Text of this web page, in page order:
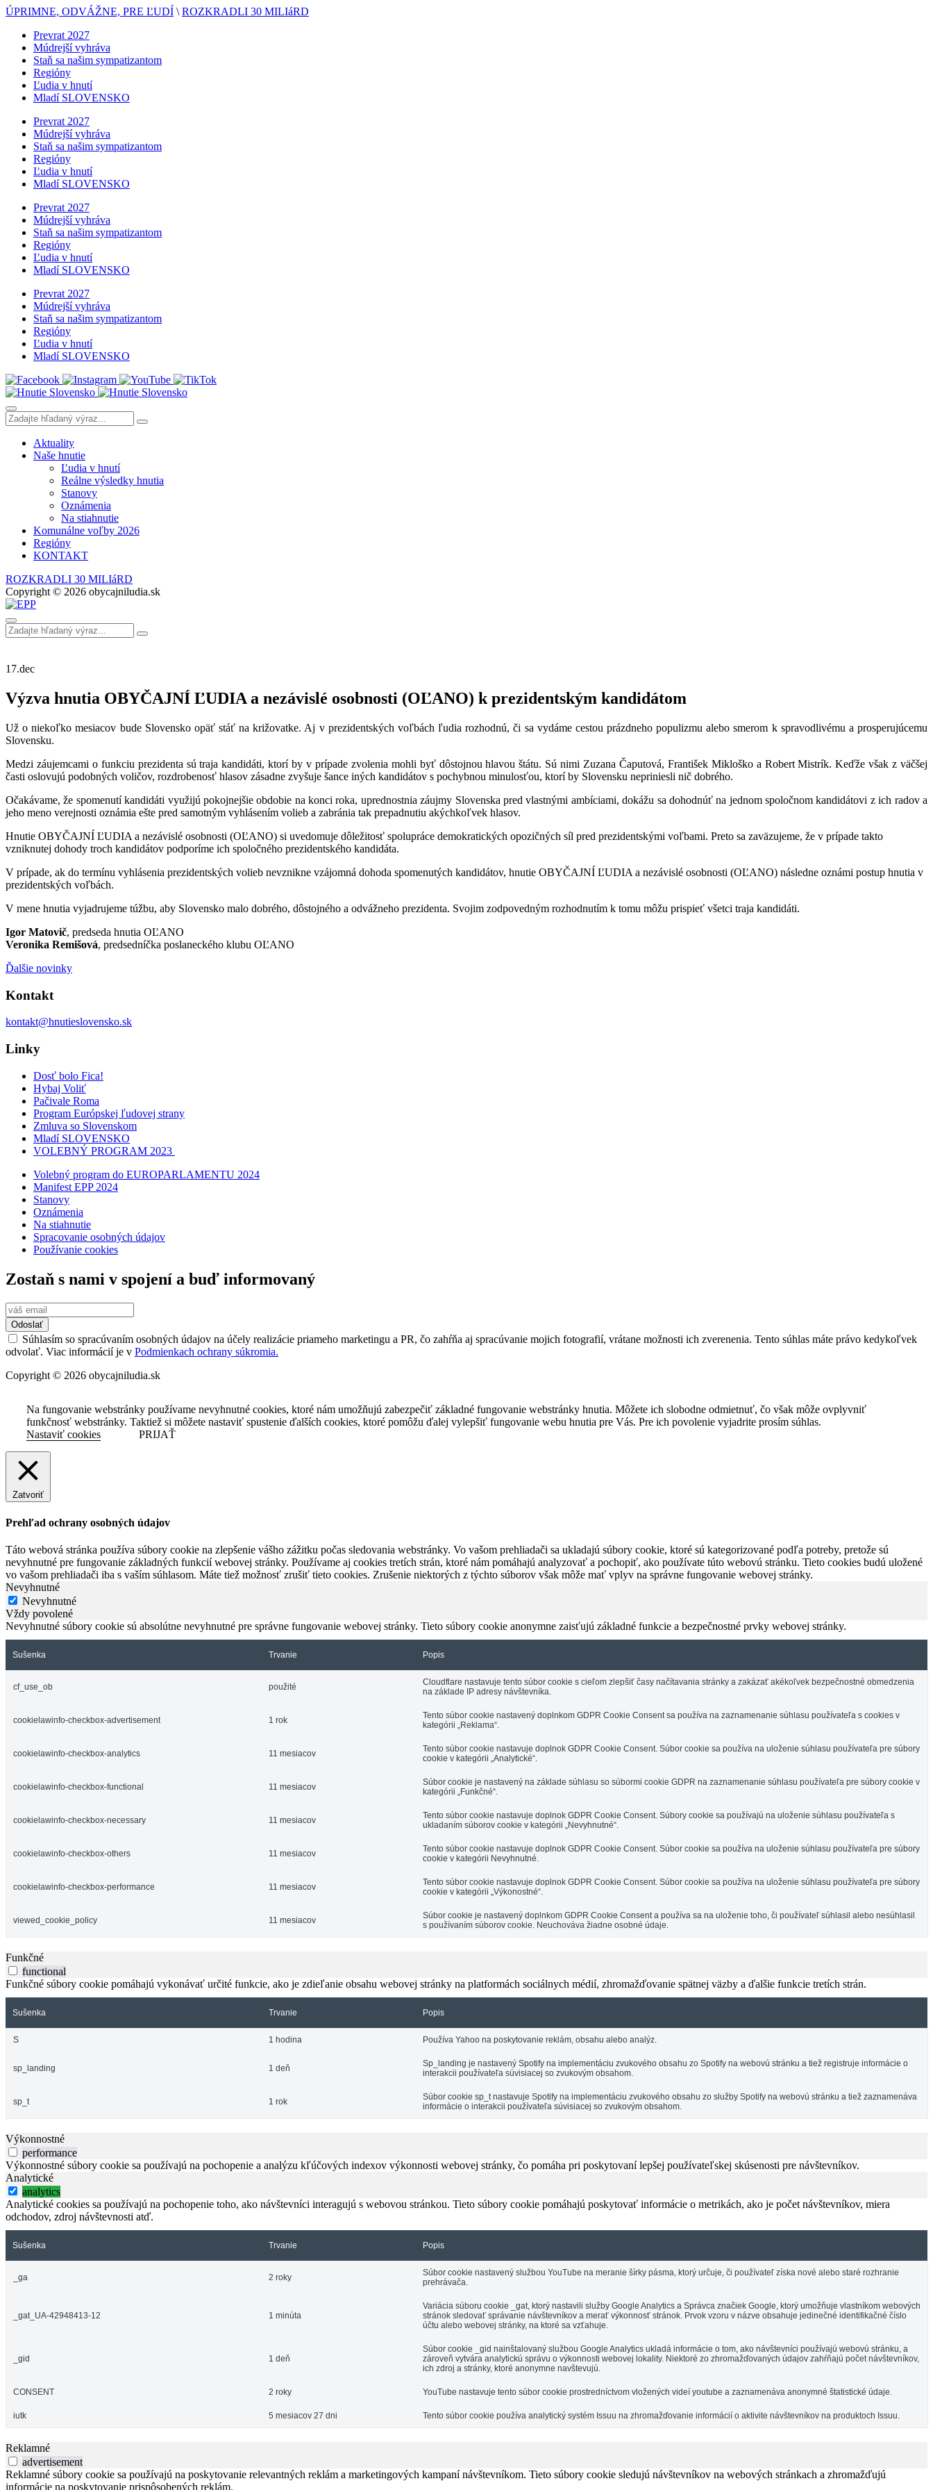
ÚPRIMNE, ODVÁŽNE, PRE ĽUDÍ \ ROZKRADLI 30 MILIáRD
Prevrat 2027
Múdrejší vyhráva
Staň sa našim sympatizantom
Regióny
Ľudia v hnutí
Mladí SLOVENSKO
Prevrat 2027
Múdrejší vyhráva
Staň sa našim sympatizantom
Regióny
Ľudia v hnutí
Mladí SLOVENSKO
Prevrat 2027
Múdrejší vyhráva
Staň sa našim sympatizantom
Regióny
Ľudia v hnutí
Mladí SLOVENSKO
Prevrat 2027
Múdrejší vyhráva
Staň sa našim sympatizantom
Regióny
Ľudia v hnutí
Mladí SLOVENSKO
Aktuality
Naše hnutie
Ľudia v hnutí
Reálne výsledky hnutia
Stanovy
Oznámenia
Na stiahnutie
Komunálne voľby 2026
Regióny
KONTAKT
ROZKRADLI 30 MILIáRD
Copyright © 2026 obycajniludia.sk
17.dec
Výzva hnutia OBYČAJNÍ ĽUDIA a nezávislé osobnosti (OĽANO) k prezidentským kandidátom
Už o niekoľko mesiacov bude Slovensko opäť stáť na križovatke. Aj v prezidentských voľbách ľudia rozhodnú, či sa vydáme cestou prázdneho populizmu alebo smerom k spravodlivému a prosperujúcemu
Slovensku.
Medzi záujemcami o funkciu prezidenta sú traja kandidáti, ktorí by v prípade zvolenia mohli byť dôstojnou hlavou štátu. Sú nimi Zuzana Čaputová, František Mikloško a Robert Mistrík. Keďže však z väčšej
časti oslovujú podobných voličov, rozdrobenosť hlasov zásadne zvyšuje šance iných kandidátov s pochybnou minulosťou, ktorí by Slovensku nepriniesli nič dobrého.
Očakávame, že spomenutí kandidáti využijú pokojnejšie obdobie na konci roka, uprednostnia záujmy Slovenska pred vlastnými ambíciami, dokážu sa dohodnúť na jednom spoločnom kandidátovi z ich radov a
jeho meno verejnosti oznámia ešte pred samotným vyhlásením volieb a zabránia tak prepadnutiu akýchkoľvek hlasov.
Hnutie OBYČAJNÍ ĽUDIA a nezávislé osobnosti (OĽANO) si uvedomuje dôležitosť spolupráce demokratických opozičných síl pred prezidentskými voľbami. Preto sa zaväzujeme, že v prípade takto
vzniknutej dohody troch kandidátov podporíme ich spoločného prezidentského kandidáta.
V prípade, ak do termínu vyhlásenia prezidentských volieb nevznikne vzájomná dohoda spomenutých kandidátov, hnutie OBYČAJNÍ ĽUDIA a nezávislé osobnosti (OĽANO) následne oznámi postup hnutia v
prezidentských voľbách.
V mene hnutia vyjadrujeme túžbu, aby Slovensko malo dobrého, dôstojného a odvážneho prezidenta. Svojim zodpovedným rozhodnutím k tomu môžu prispieť všetci traja kandidáti.
Igor Matovič, predseda hnutia OĽANO
Veronika Remišová, predsedníčka poslaneckého klubu OĽANO
Ďalšie novinky
Kontakt
kontakt@hnutieslovensko.sk
Linky
Dosť bolo Fica!
Hybaj Voliť
Pačivale Roma
Program Európskej ľudovej strany
Zmluva so Slovenskom
Mladí SLOVENSKO
VOLEBNÝ PROGRAM 2023
Volebný program do EUROPARLAMENTU 2024
Manifest EPP 2024
Stanovy
Oznámenia
Na stiahnutie
Spracovanie osobných údajov
Používanie cookies
Zostaň s nami v spojení a buď informovaný
Odoslať
Súhlasím so spracúvaním osobných údajov na účely realizácie priameho marketingu a PR, čo zahŕňa aj spracúvanie mojich fotografií, vrátane možnosti ich zverenenia. Tento súhlas máte právo kedykoľvek
odvolať. Viac informácií je v Podmienkach ochrany súkromia.
Copyright © 2026 obycajniludia.sk
Na fungovanie webstránky používame nevyhnutné cookies, ktoré nám umožňujú zabezpečiť základné fungovanie webstránky hnutia. Môžete ich slobodne odmietnuť, čo však môže ovplyvniť
funkčnosť webstránky. Taktiež si môžete nastaviť spustenie ďalších cookies, ktoré pomôžu ďalej vylepšiť fungovanie webu hnutia pre Vás. Pre ich povolenie vyjadrite prosím súhlas.
Nastaviť cookies
PRIJAŤ
Zatvoriť
Prehľad ochrany osobných údajov
Táto webová stránka používa súbory cookie na zlepšenie vášho zážitku počas sledovania webstránky. Vo vašom prehliadači sa ukladajú súbory cookie, ktoré sú kategorizované podľa potreby, pretože sú
nevyhnutné pre fungovanie základných funkcií webovej stránky. Používame aj cookies tretích strán, ktoré nám pomáhajú analyzovať a pochopiť, ako používate túto webovú stránku. Tieto cookies budú uložené
vo vašom prehliadači iba s vaším súhlasom. Máte tiež možnosť zrušiť tieto cookies. Zrušenie niektorých z týchto súborov však môže mať vplyv na správne fungovanie webovej stránky.
Nevyhnutné
Nevyhnutné
Vždy povolené
Nevyhnutné súbory cookie sú absolútne nevyhnutné pre správne fungovanie webovej stránky. Tieto súbory cookie anonymne zaisťujú základné funkcie a bezpečnostné prvky webovej stránky.
Sušenka Trvanie Popis
cf_use_ob použité
Cloudflare nastavuje tento súbor cookie s cieľom zlepšiť časy načítavania stránky a zakázať akékoľvek bezpečnostné obmedzenia
na základe IP adresy návštevníka.
cookielawinfo-checkbox-advertisement 1 rok
Tento súbor cookie nastavený doplnkom GDPR Cookie Consent sa používa na zaznamenanie súhlasu používateľa s cookies v
kategórii „Reklama“.
cookielawinfo-checkbox-analytics 11 mesiacov
Tento súbor cookie nastavuje doplnok GDPR Cookie Consent. Súbor cookie sa používa na uloženie súhlasu používateľa pre súbory
cookie v kategórii „Analytické“.
cookielawinfo-checkbox-functional 11 mesiacov
Súbor cookie je nastavený na základe súhlasu so súbormi cookie GDPR na zaznamenanie súhlasu používateľa pre súbory cookie v
kategórii „Funkčné“.
cookielawinfo-checkbox-necessary 11 mesiacov
Tento súbor cookie nastavuje doplnok GDPR Cookie Consent. Súbory cookie sa používajú na uloženie súhlasu používateľa s
ukladaním súborov cookie v kategórii „Nevyhnutné“.
cookielawinfo-checkbox-others 11 mesiacov
Tento súbor cookie nastavuje doplnok GDPR Cookie Consent. Súbor cookie sa používa na uloženie súhlasu používateľa pre súbory
cookie v kategórii Nevyhnutné.
cookielawinfo-checkbox-performance 11 mesiacov
Tento súbor cookie nastavuje doplnok GDPR Cookie Consent. Súbor cookie sa používa na uloženie súhlasu používateľa pre súbory
cookie v kategórii „Výkonostné“.
viewed_cookie_policy 11 mesiacov
Súbor cookie je nastavený doplnkom GDPR Cookie Consent a používa sa na uloženie toho, či používateľ súhlasil alebo nesúhlasil
s používaním súborov cookie. Neuchováva žiadne osobné údaje.
Funkčné
functional
Funkčné súbory cookie pomáhajú vykonávať určité funkcie, ako je zdieľanie obsahu webovej stránky na platformách sociálnych médií, zhromažďovanie spätnej väzby a ďalšie funkcie tretích strán.
Sušenka Trvanie Popis
S 1 hodina Používa Yahoo na poskytovanie reklám, obsahu alebo analýz.
sp_landing 1 deň
Sp_landing je nastavený Spotify na implementáciu zvukového obsahu zo Spotify na webovú stránku a tiež registruje informácie o
interakcii používateľa súvisiacej so zvukovým obsahom.
sp_t 1 rok
Súbor cookie sp_t nastavuje Spotify na implementáciu zvukového obsahu zo služby Spotify na webovú stránku a tiež zaznamenáva
informácie o interakcii používateľa súvisiacej so zvukovým obsahom.
Výkonnostné
performance
Výkonnostné súbory cookie sa používajú na pochopenie a analýzu kľúčových indexov výkonnosti webovej stránky, čo pomáha pri poskytovaní lepšej používateľskej skúsenosti pre návštevníkov.
Analytické
analytics
Analytické cookies sa používajú na pochopenie toho, ako návštevníci interagujú s webovou stránkou. Tieto súbory cookie pomáhajú poskytovať informácie o metrikách, ako je počet návštevníkov, miera
odchodov, zdroj návštevnosti atď.
Sušenka Trvanie Popis
_ga 2 roky
Súbor cookie nastavený službou YouTube na meranie šírky pásma, ktorý určuje, či používateľ získa nové alebo staré rozhranie
prehrávača.
_gat_UA-42948413-12 1 minúta
Variácia súboru cookie _gat, ktorý nastavili služby Google Analytics a Správca značiek Google, ktorý umožňuje vlastníkom webových
stránok sledovať správanie návštevníkov a merať výkonnosť stránok. Prvok vzoru v názve obsahuje jedinečné identifikačné číslo
účtu alebo webovej stránky, na ktoré sa vzťahuje.
_gid 1 deň
Súbor cookie _gid nainštalovaný službou Google Analytics ukladá informácie o tom, ako návštevníci používajú webovú stránku, a
zároveň vytvára analytickú správu o výkonnosti webovej lokality. Niektoré zo zhromažďovaných údajov zahŕňajú počet návštevníkov,
ich zdroj a stránky, ktoré anonymne navštevujú.
CONSENT 2 roky YouTube nastavuje tento súbor cookie prostredníctvom vložených videí youtube a zaznamenáva anonymné štatistické údaje.
iutk 5 mesiacov 27 dni Tento súbor cookie používa analytický systém Issuu na zhromažďovanie informácií o aktivite návštevníkov na produktoch Issuu.
Reklamné
advertisement
Reklamné súbory cookie sa používajú na poskytovanie relevantných reklám a marketingových kampaní návštevníkom. Tieto súbory cookie sledujú návštevníkov na webových stránkach a zhromažďujú
informácie na poskytovanie prispôsobených reklám.